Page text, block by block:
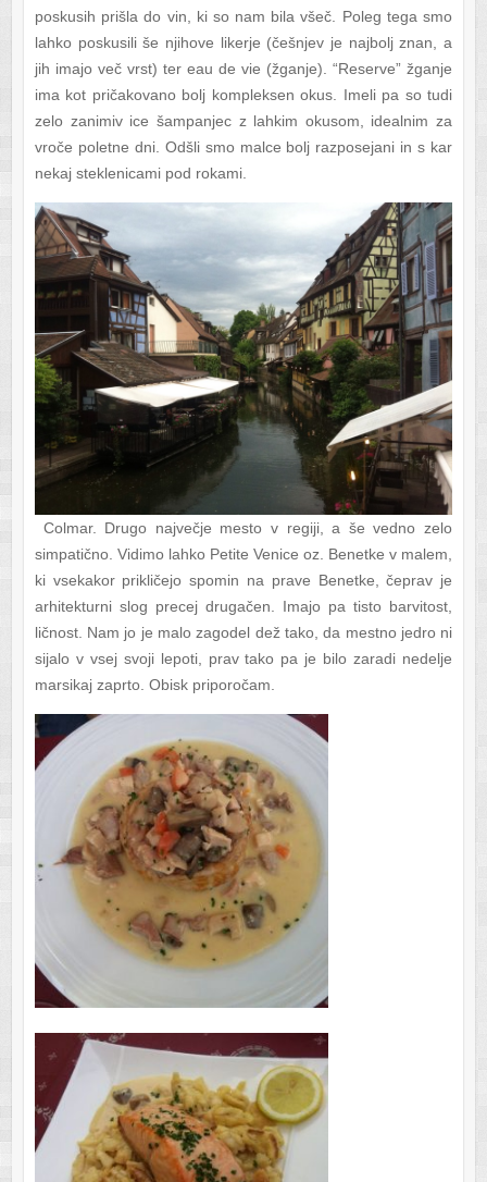
poskusih prišla do vin, ki so nam bila všeč. Poleg tega smo
lahko poskusili še njihove likerje (češnjev je najbolj znan, a
jih imajo več vrst) ter eau de vie (žganje). “Reserve” žganje
ima kot pričakovano bolj kompleksen okus. Imeli pa so tudi
zelo zanimiv ice šampanjec z lahkim okusom, idealnim za
vroče poletne dni. Odšli smo malce bolj razposejani in s kar
nekaj steklenicami pod rokami.
Colmar. Drugo največje mesto v regiji, a še vedno zelo
simpatično. Vidimo lahko Petite Venice oz. Benetke v malem,
ki vsekakor prikličejo spomin na prave Benetke, čeprav je
arhitekturni slog precej drugačen. Imajo pa tisto barvitost,
ličnost. Nam jo je malo zagodel dež tako, da mestno jedro ni
sijalo v vsej svoji lepoti, prav tako pa je bilo zaradi nedelje
marsikaj zaprto. Obisk priporočam.